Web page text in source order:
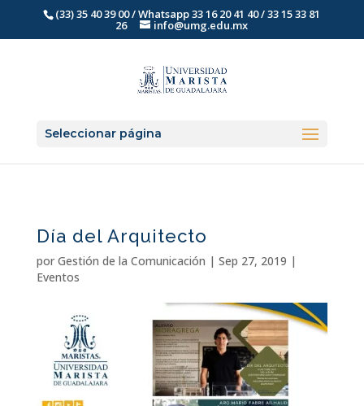
(33) 35 40 39 00 / Whatsapp 33 16 20 41 40 / 33 15 33 81
26 info@umg.edu.mx
Seleccionar página
Día del Arquitecto
por Gestión de la Comunicación | Sep 27, 2019 |
Eventos